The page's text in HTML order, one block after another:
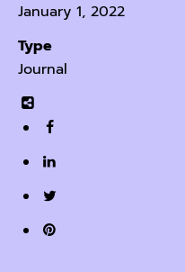
January 1, 2022
Type
Journal